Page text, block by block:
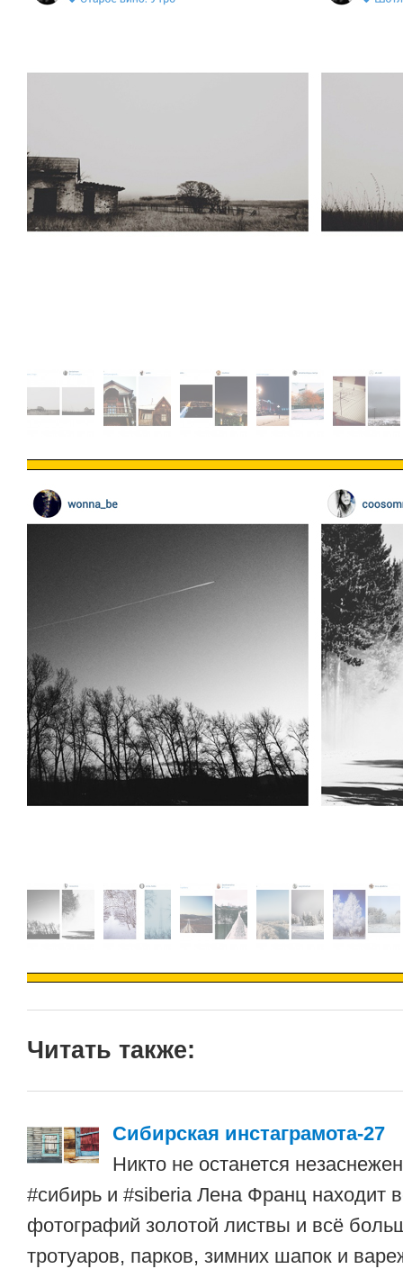
Читать также:
Сибирская инстаграмота-27
Никто не останется
#сибирь и #siberia Лена Франц находит
фотографий золотой листвы и всё
тротуаров, парков, зимних шапок и